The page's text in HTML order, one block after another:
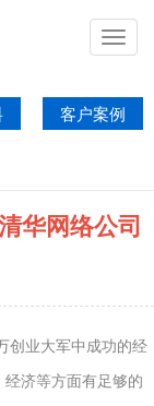
客户案例
华网络公司
创业大军中成功的经
济等方面有足够的